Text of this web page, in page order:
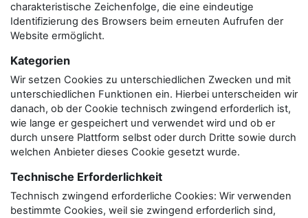
charakteristische Zeichenfolge, die eine eindeutige
Identifizierung des Browsers beim erneuten Aufrufen der
Website ermöglicht.
Kategorien
Wir setzen Cookies zu unterschiedlichen Zwecken und mit
unterschiedlichen Funktionen ein. Hierbei unterscheiden wir
danach, ob der Cookie technisch zwingend erforderlich ist,
wie lange er gespeichert und verwendet wird und ob er
durch unsere Plattform selbst oder durch Dritte sowie durch
welchen Anbieter dieses Cookie gesetzt wurde.
Technische Erforderlichkeit
Technisch zwingend erforderliche Cookies: Wir verwenden
bestimmte Cookies, weil sie zwingend erforderlich sind,